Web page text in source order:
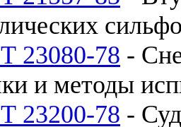
23080-78 -
и методы
23200-78 -